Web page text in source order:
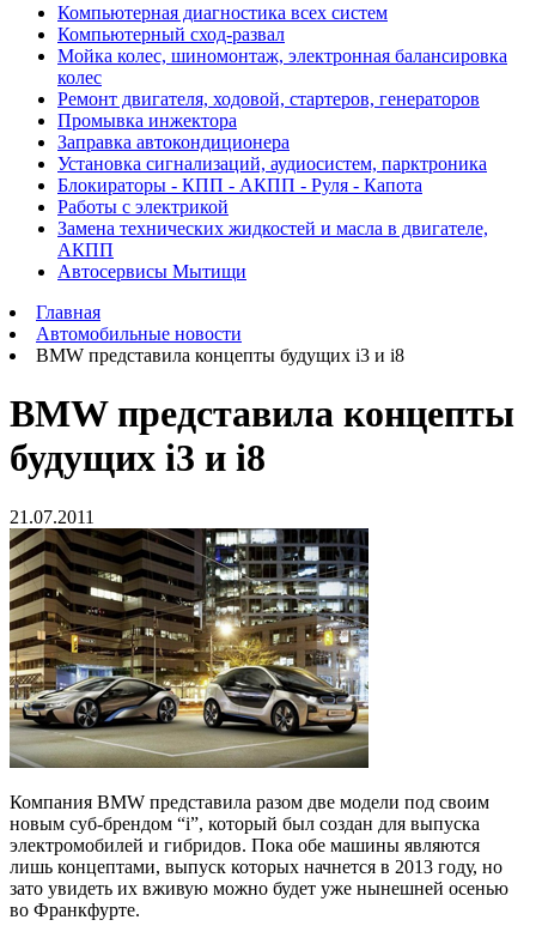
Компьютерная диагностика всех систем
Компьютерный сход-развал
Мойка колес, шиномонтаж, электронная балансировка
колес
Ремонт двигателя, ходовой, стартеров, генераторов
Промывка инжектора
Заправка автокондиционера
Установка сигнализаций, аудиосистем, парктроника
Блокираторы - КПП - АКПП - Руля - Капота
Работы с электрикой
Замена технических жидкостей и масла в двигателе,
АКПП
Автосервисы Мытищи
Главная
Автомобильные новости
BMW представила концепты будущих i3 и i8
BMW представила концепты
будущих i3 и i8
21.07.2011
Компания BMW представила разом две модели под своим
новым суб-брендом “i”, который был создан для выпуска
электромобилей и гибридов. Пока обе машины являются
лишь концептами, выпуск которых начнется в 2013 году, но
зато увидеть их вживую можно будет уже нынешней осенью
во Франкфурте.